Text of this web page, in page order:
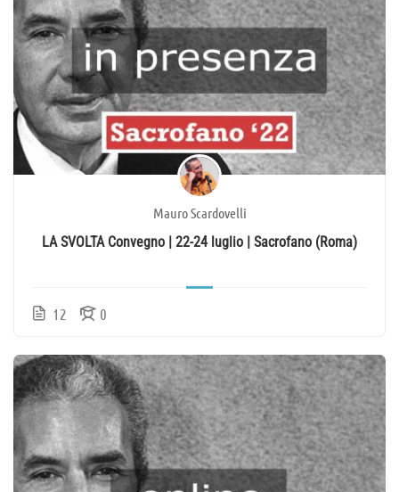
Mauro Scardovelli
LA SVOLTA Convegno | 22-24 luglio | Sacrofano (Roma)
12 0